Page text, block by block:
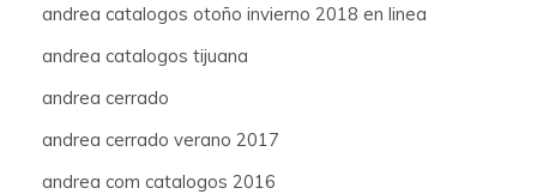
andrea catalogos otoño invierno 2018 en linea
andrea catalogos tijuana
andrea cerrado
andrea cerrado verano 2017
andrea com catalogos 2016